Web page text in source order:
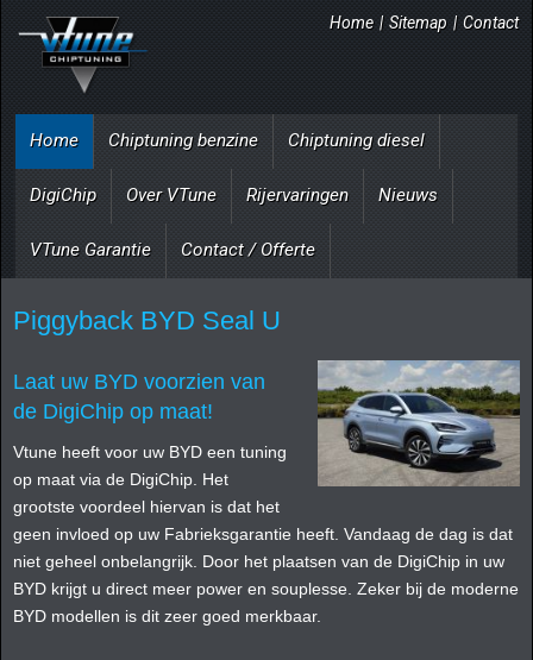
Home | Sitemap | Contact
Home Chiptuning benzine Chiptuning diesel
DigiChip Over VTune Rijervaringen Nieuws
VTune Garantie Contact / Offerte
Piggyback BYD Seal U
Laat uw BYD voorzien van
de DigiChip op maat!
Vtune heeft voor uw BYD een tuning
op maat via de DigiChip. Het
grootste voordeel hiervan is dat het
geen invloed op uw Fabrieksgarantie heeft. Vandaag de dag is dat
niet geheel onbelangrijk. Door het plaatsen van de DigiChip in uw
BYD krijgt u direct meer power en souplesse. Zeker bij de moderne
BYD modellen is dit zeer goed merkbaar.